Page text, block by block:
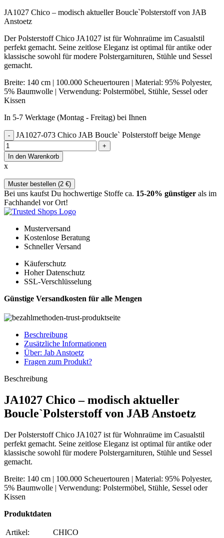
JA1027 Chico – modisch aktueller Boucle`Polsterstoff von JAB
Anstoetz
Der Polsterstoff Chico JA1027 ist für Wohnraüme im Casualstil
perfekt gemacht. Seine zeitlose Eleganz ist optimal für antike oder
klassische sowohl für modere Polstergarnituren, Stühle und Sessel
gemacht.
Breite: 140 cm | 100.000 Scheuertouren | Material: 95% Polyester,
5% Baumwolle | Verwendung: Polstermöbel, Stühle, Sessel oder
Kissen
In 5-7 Werktage (Montag - Freitag) bei Ihnen
JA1027-073 Chico JAB Boucle` Polsterstoff beige Menge
In den Warenkorb
x
Muster bestellen (2 €)
Bei uns kaufst Du hochwertige Stoffe ca. 15-20% günstiger als im
Fachhandel vor Ort!
Musterversand
Kostenlose Beratung
Schneller Versand
Käuferschutz
Hoher Datenschutz
SSL-Verschlüsselung
Günstige Versandkosten für alle Mengen
Beschreibung
Zusätzliche Informationen
Über: Jab Anstoetz
Fragen zum Produkt?
Beschreibung
JA1027 Chico – modisch aktueller
Boucle`Polsterstoff von JAB Anstoetz
Der Polsterstoff Chico JA1027 ist für Wohnraüme im Casualstil
perfekt gemacht. Seine zeitlose Eleganz ist optimal für antike oder
klassische sowohl für modere Polstergarnituren, Stühle und Sessel
gemacht.
Breite: 140 cm | 100.000 Scheuertouren | Material: 95% Polyester,
5% Baumwolle | Verwendung: Polstermöbel, Stühle, Sessel oder
Kissen
Produktdaten
Artikel:
CHICO